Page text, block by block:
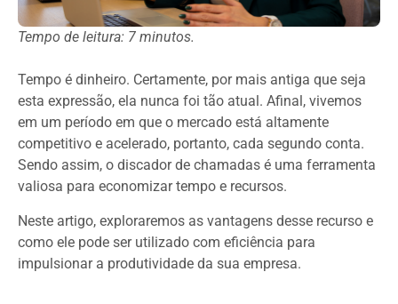
Tempo de leitura: 7 minutos.
Tempo é dinheiro. Certamente, por mais antiga que seja
esta expressão, ela nunca foi tão atual. Afinal, vivemos
em um período em que o mercado está altamente
competitivo e acelerado, portanto, cada segundo conta.
Sendo assim, o discador de chamadas é uma ferramenta
valiosa para economizar tempo e recursos.
Neste artigo, exploraremos as vantagens desse recurso e
como ele pode ser utilizado com eficiência para
impulsionar a produtividade da sua empresa.